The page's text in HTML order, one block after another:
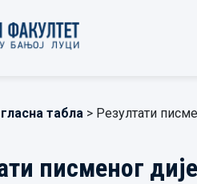
табла > Резултати
писменог